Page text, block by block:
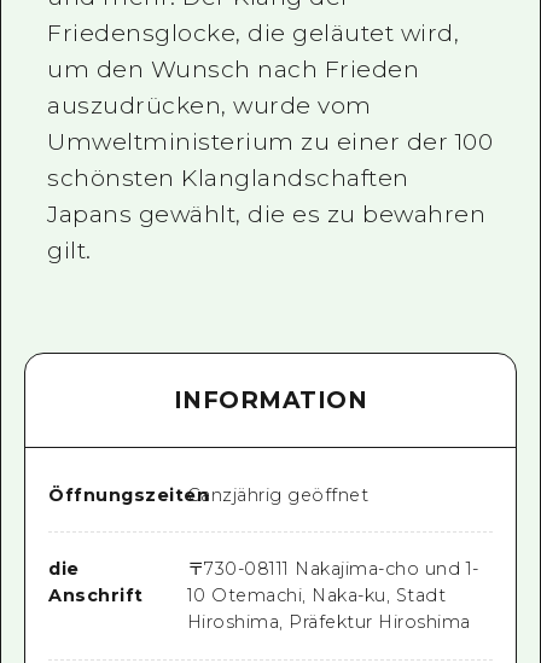
Friedensglocke, die geläutet wird,
um den Wunsch nach Frieden
auszudrücken, wurde vom
Umweltministerium zu einer der 100
schönsten Klanglandschaften
Japans gewählt, die es zu bewahren
gilt.
INFORMATION
ÖffnungszeitenGanzjährig geöffnet
die
Anschrift
〒730-08111 Nakajima-cho und 1-
10 Otemachi, Naka-ku, Stadt
Hiroshima, Präfektur Hiroshima